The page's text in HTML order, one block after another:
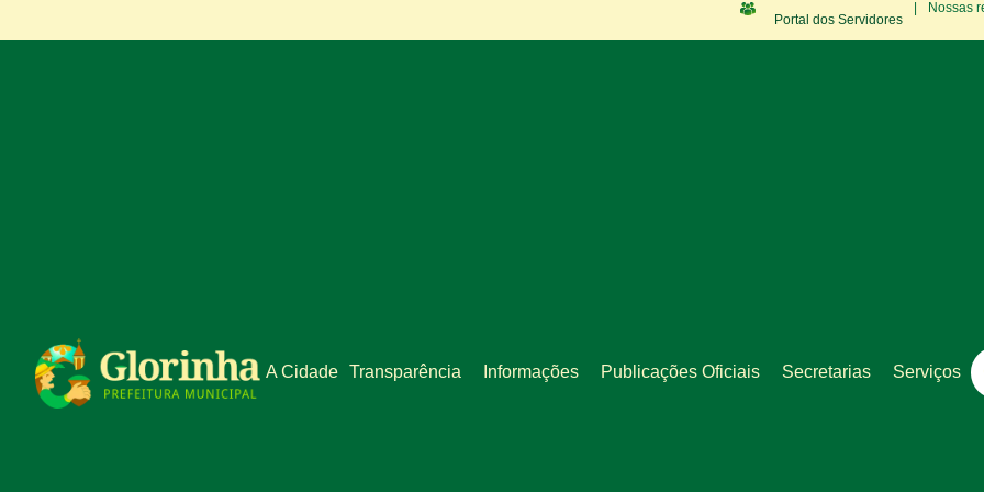
Portal dos Servidores
Nossas
A Cidade Transparência Informações Publicações Oficiais Secretarias Serviços